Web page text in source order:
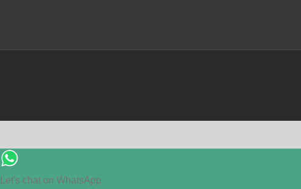
Let's chat on WhatsApp